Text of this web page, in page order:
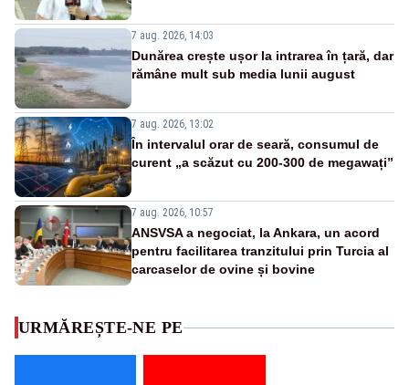
7 aug. 2026, 14:03
Dunărea crește ușor la intrarea în țară, dar
rămâne mult sub media lunii august
7 aug. 2026, 13:02
În intervalul orar de seară, consumul de
curent „a scăzut cu 200-300 de megawați”
7 aug. 2026, 10:57
ANSVSA a negociat, la Ankara, un acord
pentru facilitarea tranzitului prin Turcia al
carcaselor de ovine și bovine
URMĂREȘTE-NE PE